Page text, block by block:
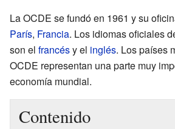
La OCDE se fundó en 1961 y su
París, Francia. Los idiomas oficiales
son el francésy el inglés. Los países
OCDE representan una parte muy
economía mundial.
Contenido